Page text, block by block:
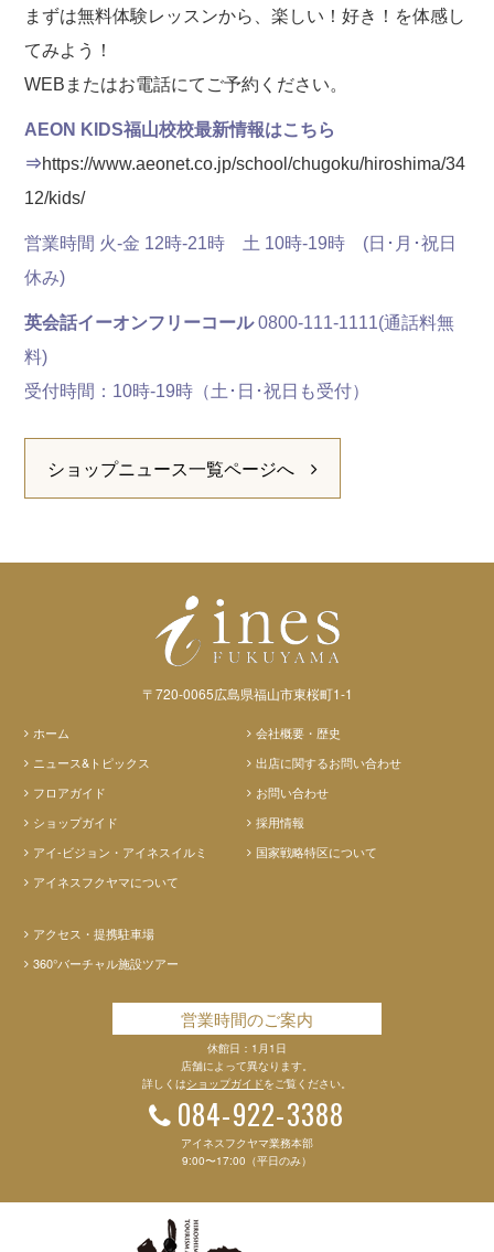
まずは無料体験レッスンから、楽しい！好き！を体感し
てみよう！
WEBまたはお電話にてご予約ください。
AEON KIDS福山校校最新情報はこちら
⇒https://www.aeonet.co.jp/school/chugoku/hiroshima/34
12/kids/
営業時間 火-金 12時-21時 土 10時-19時 (日･月･祝日
休み)
英会話イーオンフリーコール0800-111-1111(通話料無
料)
受付時間：10時-19時（土･日･祝日も受付）
ショップニュース一覧ページへ
〒720-0065広島県福山市東桜町1-1
ホーム
ニュース&トピックス
フロアガイド
ショップガイド
アイ-ビジョン・アイネスイルミ
アイネスフクヤマについて
アクセス・提携駐車場
360°バーチャル施設ツアー
会社概要・歴史
出店に関するお問い合わせ
お問い合わせ
採用情報
国家戦略特区について
営業時間のご案内
休館日：1月1日
店舗によって異なります。
詳しくはショップガイドをご覧ください。
084-922-3388
アイネスフクヤマ業務本部
9:00〜17:00（平日のみ）